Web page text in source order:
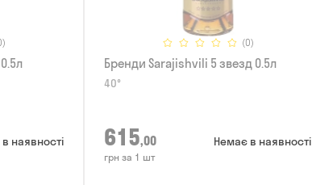
наявності
(0)
Бренди Sarajishvili 5 звезд 0.5л
40°
615,00
грн за 1 шт
Немає в наявності